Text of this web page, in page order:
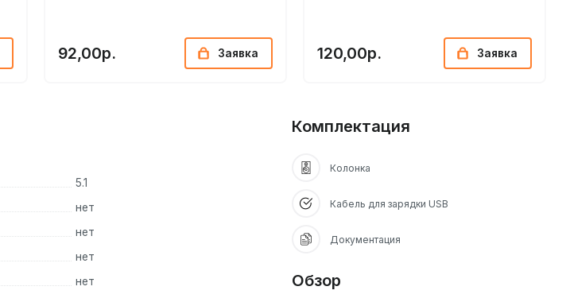
92,00р. Заявка 120,00р. Заявка
5.1
нет
нет
нет
нет
Комплектация
Колонка
Кабель для зарядки USB
Документация
Обзор